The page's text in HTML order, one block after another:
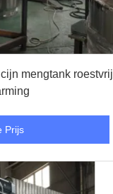
mengtank roestvrij
Prijs